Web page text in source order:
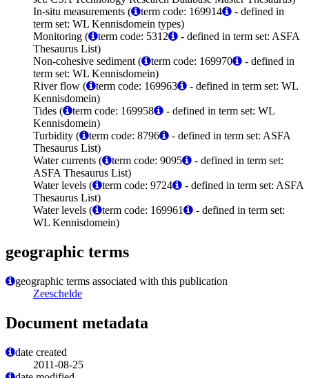
In-situ measurements (
term code: 169914
- defined in
term set: WL Kennisdomein types)
Monitoring (
term code: 5312
- defined in term set: ASFA
Thesaurus List)
Non-cohesive sediment (
term code: 169970
- defined in
term set: WL Kennisdomein)
River flow (
term code: 169963
- defined in term set: WL
Kennisdomein)
Tides (
term code: 169958
- defined in term set: WL
Kennisdomein)
Turbidity (
term code: 8796
- defined in term set: ASFA
Thesaurus List)
Water currents (
term code: 9095
- defined in term set:
ASFA Thesaurus List)
Water levels (
term code: 9724
- defined in term set: ASFA
Thesaurus List)
Water levels (
term code: 169961
- defined in term set:
WL Kennisdomein)
geographic terms
geographic terms associated with this publication
Zeeschelde
Document metadata
date created
2011-08-25